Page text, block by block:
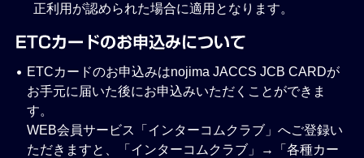
正利用が認められた場合に適用となります。
ETCカードのお申込みはnojima JACCS JCB CARDが
お手元に届いた後にお申込みいただくことができま
す。
WEB会員サービス「インターコムクラブ」へご登録い
ただきますと、「インターコムクラブ」→「各種カー